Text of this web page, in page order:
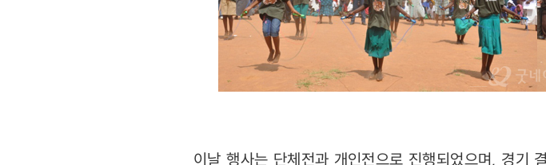
이날 행사는 단체전과 개인전으로 진행되었으며, 경기